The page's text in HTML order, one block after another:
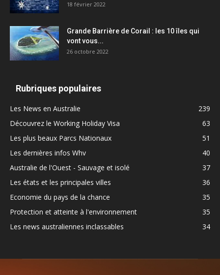
18 février 2022
Grande Barrière de Corail : les 10 îles qui
vont vous...
26 octobre 2022
Rubriques populaires
Les News en Australie
239
Découvrez le Working Holiday Visa
63
Les plus beaux Parcs Nationaux
51
Les dernières infos Whv
40
Australie de l'Ouest - Sauvage et isolé
37
Les états et les principales villes
36
Economie du pays de la chance
35
Protection et atteinte à l'environnement
35
Les news australiennes inclassables
34